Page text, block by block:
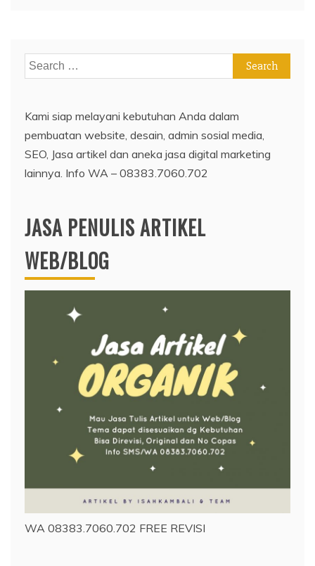
Search
for:
Kami siap melayani kebutuhan Anda dalam
pembuatan website, desain, admin sosial media,
SEO, Jasa artikel dan aneka jasa digital marketing
lainnya. Info WA – 08383.7060.702
JASA PENULIS ARTIKEL
WEB/BLOG
WA 08383.7060.702 FREE REVISI